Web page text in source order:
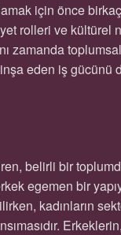
için önce
rolleri ve kültürel
zamanda
eden iş
belirli bir
egemen bir
kadınların